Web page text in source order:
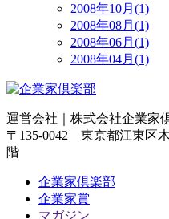
2008年10月(1)
2008年08月(1)
2008年06月(1)
2008年04月(1)
運営会社｜ 株式会社企業家
〒135-0042 東京都江東区
階
企業家倶楽部
企業家賞
マガジン